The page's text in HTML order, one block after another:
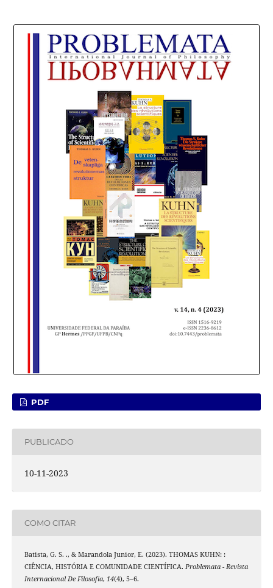
PDF
PUBLICADO
10-11-2023
COMO CITAR
Batista, G. S. ., & Marandola Junior, E. (2023). THOMAS KUHN: :
CIÊNCIA, HISTÓRIA E COMUNIDADE CIENTÍFICA. Problemata - Revista
Internacional De Filosofia, 14(4), 5–6.